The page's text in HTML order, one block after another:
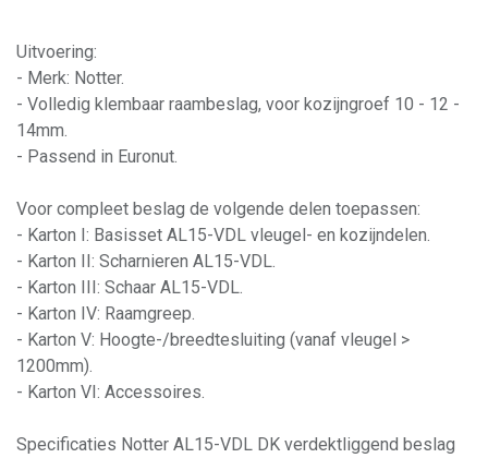
Uitvoering:
- Merk: Notter.
- Volledig klembaar raambeslag, voor kozijngroef 10 - 12 -
14mm.
- Passend in Euronut.
Voor compleet beslag de volgende delen toepassen:
- Karton I: Basisset AL15-VDL vleugel- en kozijndelen.
- Karton II: Scharnieren AL15-VDL.
- Karton III: Schaar AL15-VDL.
- Karton IV: Raamgreep.
- Karton V: Hoogte-/breedtesluiting (vanaf vleugel >
1200mm).
- Karton VI: Accessoires.
Specificaties Notter AL15-VDL DK verdektliggend beslag